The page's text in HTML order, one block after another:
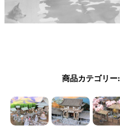
商品カテゴリー: